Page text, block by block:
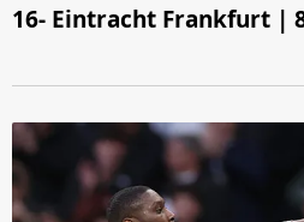
16- Eintracht Frankfurt |